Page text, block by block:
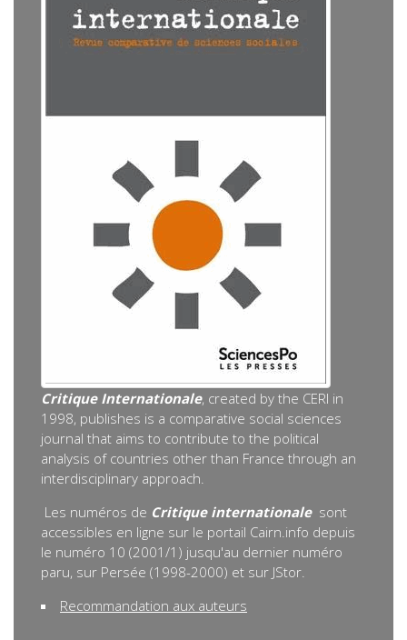
Critique Internationale, created by the CERI in
1998, publishes is a comparative social sciences
journal that aims to contribute to the political
analysis of countries other than France through an
interdisciplinary approach.
Les numéros de Critique internationale sont
accessibles en ligne sur le portail Cairn.info depuis
le numéro 10 (2001/1) jusqu'au dernier numéro
paru, sur Persée (1998-2000) et sur JStor.
Recommandation aux auteurs